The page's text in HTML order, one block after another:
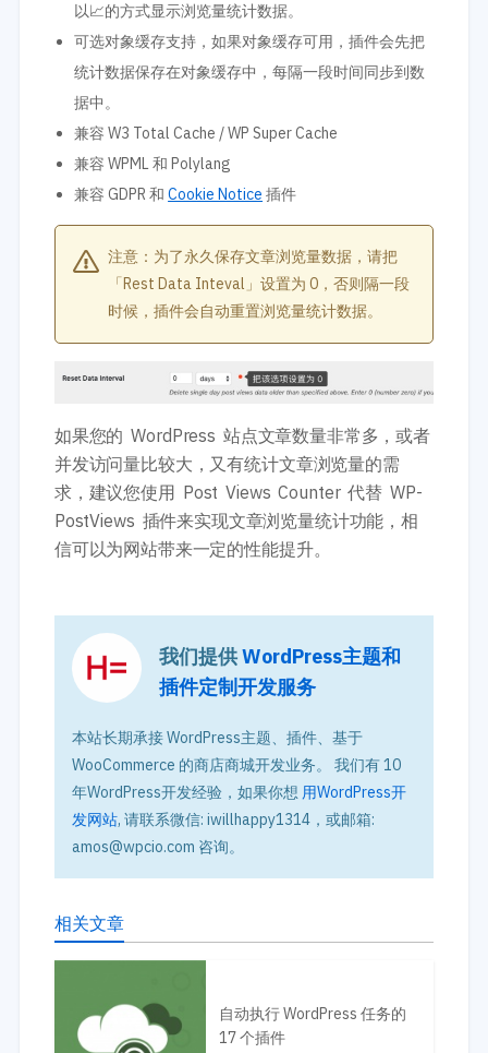
以📈的方式显示浏览量统计数据。
可选对象缓存支持，如果对象缓存可用，插件会先把
统计数据保存在对象缓存中，每隔一段时间同步到数
据中。
兼容 W3 Total Cache / WP Super Cache
兼容 WPML 和 Polylang
兼容 GDPR 和Cookie Notice 插件
注意：为了永久保存文章浏览量数据，请把
「Rest Data Inteval」设置为 0，否则隔一段
时候，插件会自动重置浏览量统计数据。
如果您的 WordPress 站点文章数量非常多，或者
并发访问量比较大，又有统计文章浏览量的需
求，建议您使用 Post Views Counter 代替 WP-
PostViews 插件来实现文章浏览量统计功能，相
信可以为网站带来一定的性能提升。
我们提供WordPress主题和
插件定制开发服务
本站长期承接 WordPress主题、插件、基于
WooCommerce 的商店商城开发业务。 我们有 10
年WordPress开发经验，如果你想 用WordPress开
发网站, 请联系微信: iwillhappy1314，或邮箱:
amos@wpcio.com 咨询。
相关文章
自动执行 WordPress 任务的
17 个插件